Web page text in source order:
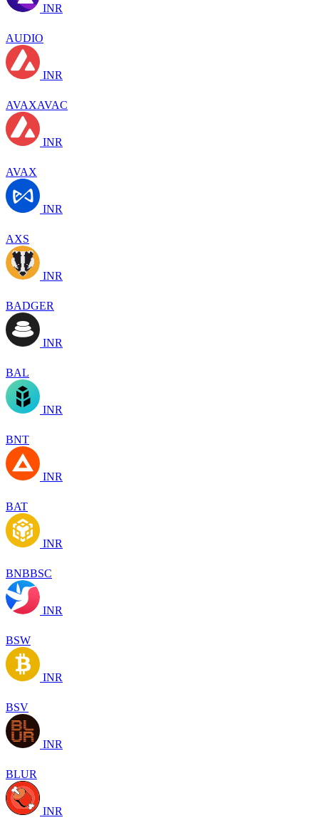
INR
AUDIO
INR
AVAXAVAC
INR
AVAX
INR
AXS
INR
BADGER
INR
BAL
INR
BNT
INR
BAT
INR
BNBBSC
INR
BSW
INR
BSV
INR
BLUR
INR